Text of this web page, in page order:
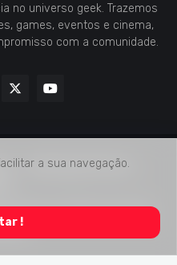
no universo geek. Trazemos
games, eventos e cinema,
com a comunidade.
Verificação de Fatos
a sua navegação.
!